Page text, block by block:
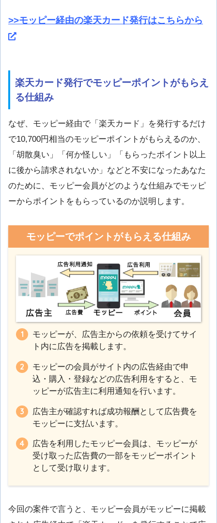
>>モッピー経由の楽天カード発行はこちらから
楽天カード発行でモッピーポイントがもらえ
る仕組み
なぜ、モッピー経由で「楽天カード」を発行するだけ
で10,700円相当のモッピーポイントがもらえるのか、
「胡散臭い」「何か怪しい」「もらったポイント以上
に後から請求されないか」などと不安になったあなた
のために、モッピー会員がどのような仕組みでモッピ
ーからポイントをもらっているのか説明します。
モッピーでポイントがもらえる仕組み
モッピーが、広告主からの依頼を受けてサイ
ト内に広告を掲載します。
モッピーの会員がサイト内の広告経由で申
込・購入・登録などの広告利用をすると、モ
ッピーが広告主に利用通知を行います。
広告主が確認すれば成功報酬として広告費を
モッピーに支払います。
広告を利用したモッピー会員は、モッピーが
受け取った広告費の一部をモッピーポイント
として受け取ります。
今回の案件で言うと、モッピー会員がモッピーに掲載